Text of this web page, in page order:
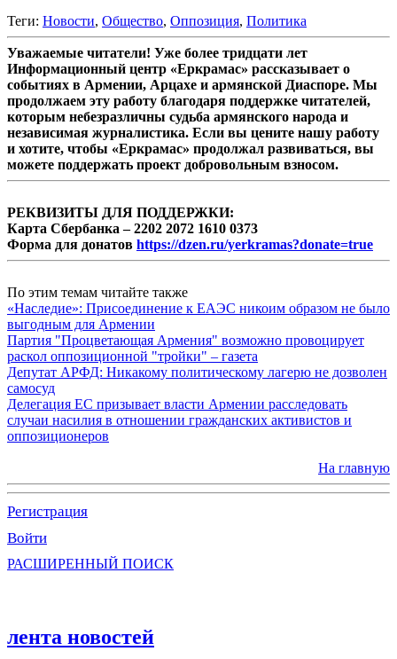
Теги: Новости, Общество, Оппозиция, Политика
Уважаемые читатели! Уже более тридцати лет
Информационный центр «Еркрамас» рассказывает о
событиях в Армении, Арцахе и армянской Диаспоре. Мы
продолжаем эту работу благодаря поддержке читателей,
которым небезразличны судьба армянского народа и
независимая журналистика. Если вы цените нашу работу
и хотите, чтобы «Еркрамас» продолжал развиваться, вы
можете поддержать проект добровольным взносом.
РЕКВИЗИТЫ ДЛЯ ПОДДЕРЖКИ:
Карта Сбербанка – 2202 2072 1610 0373
Форма для донатов https://dzen.ru/yerkramas?donate=true
По этим темам читайте также
«Наследие»: Присоединение к ЕАЭС никоим образом не было
выгодным для Армении
Партия "Процветающая Армения" возможно провоцирует
раскол оппозиционной "тройки" – газета
Депутат АРФД: Никакому политическому лагерю не дозволен
самосуд
Делегация ЕС призывает власти Армении расследовать
случаи насилия в отношении гражданских активистов и
оппозиционеров
На главную
Регистрация
Войти
РАСШИРЕННЫЙ ПОИСК
лента новостей